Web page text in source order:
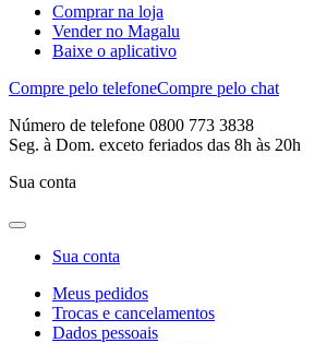
Comprar na loja
Vender no Magalu
Baixe o aplicativo
Compre pelo telefoneCompre pelo chat
Número de telefone 0800 773 3838
Seg. à Dom. exceto feriados das 8h às 20h
Sua conta
Sua conta
Meus pedidos
Trocas e cancelamentos
Dados pessoais